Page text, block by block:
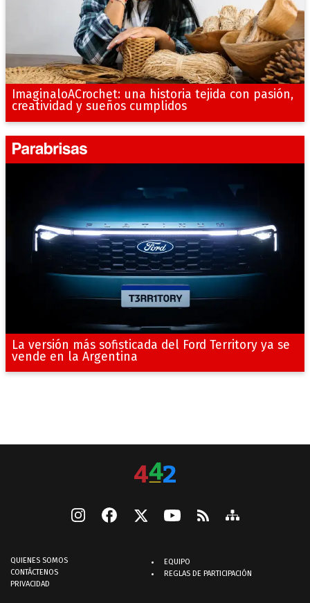
ImaginaloACrochet: una historia tejida con pasión,
creatividad y sueños cumplidos
La versión más sofisticada del Ford Territory ya se
vende en la Argentina
QUIENES SOMOS
CONTÁCTENOS
PRIVACIDAD
EQUIPO
REGLAS DE PARTICIPACIÓN